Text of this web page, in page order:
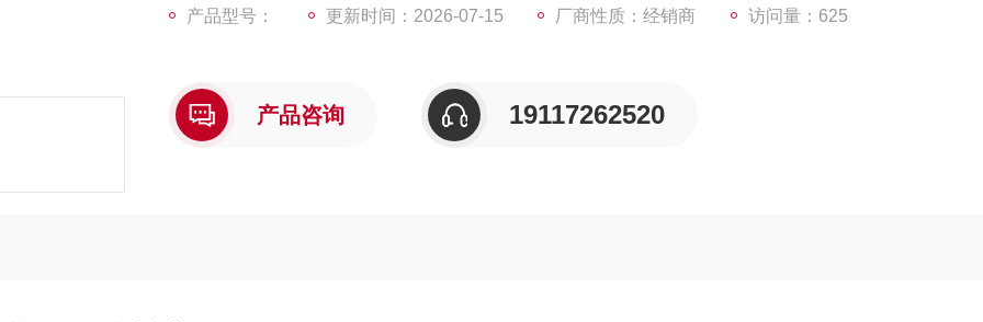
产品型号：
更新时间：2026-07-15 厂商性质：经销商 访问量：625
产品咨询 19117262520